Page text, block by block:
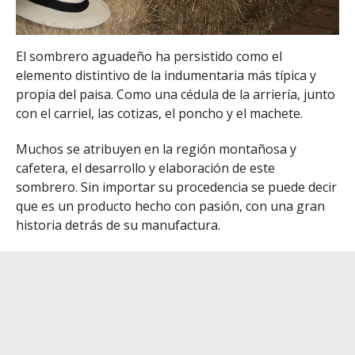
El sombrero aguadeño ha persistido como el
elemento distintivo de la indumentaria más típica y
propia del paisa. Como una cédula de la arriería, junto
con el carriel, las cotizas, el poncho y el machete.
Muchos se atribuyen en la región montañosa y
cafetera, el desarrollo y elaboración de este
sombrero. Sin importar su procedencia se puede decir
que es un producto hecho con pasión, con una gran
historia detrás de su manufactura.